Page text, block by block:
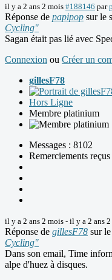
il y a 2 ans 2 mois #188146 par
Réponse de papipop sur le
Cycling"
Sagan était pas lié avec
Connexion ou Créer un
gillesF78
Hors Ligne
Membre platinium
Messages : 8102
Remerciements
il y a 2 ans 2 mois - il y a 2 ans
Réponse de gillesF78 sur
Cycling"
Dans son email, Time
alpe d'huez à disques.